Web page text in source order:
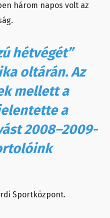
három napos volt az
hétvégét”
oltárán. Az
mellett a
a
2008–2009-
Sportközpont.